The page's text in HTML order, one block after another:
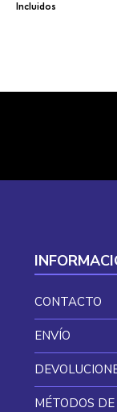
Incluidos
CONTACTO
ENVÍO
MÉTODOS